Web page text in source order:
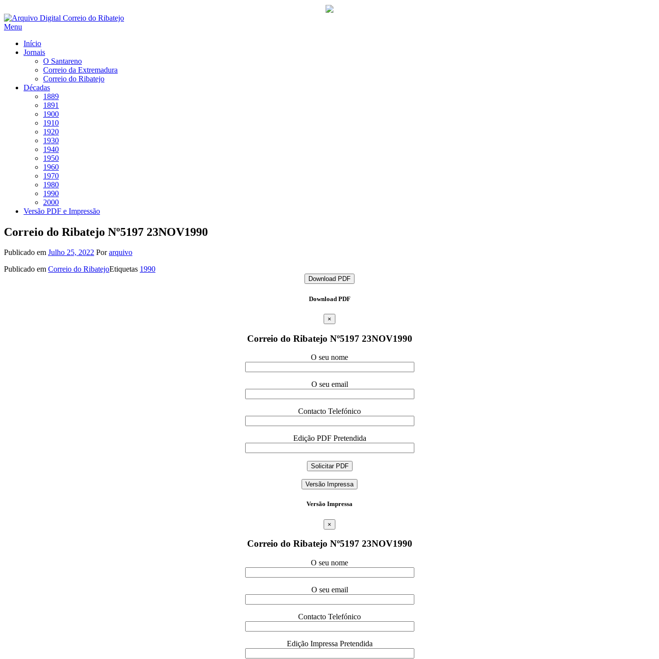
Saltar
para
Menu
Início
Jornais
O Santareno
Correio da Extremadura
Correio do Ribatejo
Décadas
1889
1891
1900
1910
1920
1930
1940
1950
1960
1970
1980
1990
2000
Versão PDF e Impressão
Correio do Ribatejo Nº5197 23NOV1990
Publicado em Julho 25, 2022 Porarquivo
Publicado em Correio do RibatejoEtiquetas 1990
Download PDF
Download PDF
×
Correio do Ribatejo Nº5197 23NOV1990
O seu nome
O seu email
Contacto Telefónico
Edição PDF Pretendida
Versão Impressa
Versão Impressa
×
Correio do Ribatejo Nº5197 23NOV1990
O seu nome
O seu email
Contacto Telefónico
Edição Impressa Pretendida